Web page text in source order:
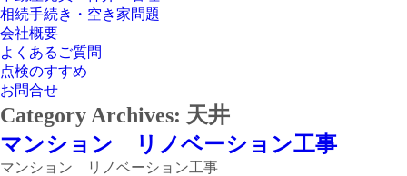
相続手続き・空き家問題
会社概要
よくあるご質問
点検のすすめ
お問合せ
Category Archives: 天井
マンション リノベーション工事
マンション リノベーション工事